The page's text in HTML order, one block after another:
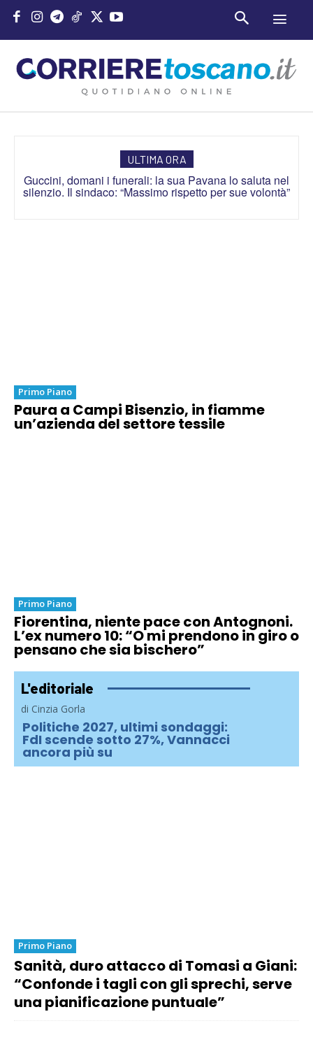
ULTIMA ORA
Guccini, domani i funerali: la sua Pavana lo saluta nel
silenzio. Il sindaco: “Massimo rispetto per sue volontà”
Primo Piano
Paura a Campi Bisenzio, in fiamme
un’azienda del settore tessile
Primo Piano
Fiorentina, niente pace con Antognoni.
L’ex numero 10: “O mi prendono in giro o
pensano che sia bischero”
L'editoriale
di Cinzia Gorla
Politiche 2027, ultimi sondaggi:
FdI scende sotto 27%, Vannacci
ancora più su
Primo Piano
Sanità, duro attacco di Tomasi a Giani:
“Confonde i tagli con gli sprechi, serve
una pianificazione puntuale”